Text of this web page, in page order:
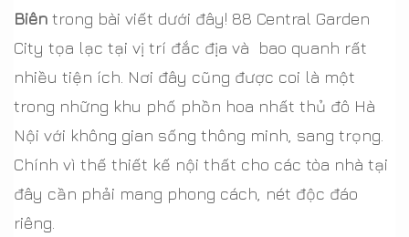
Biên trong bài viết dưới đây! 88 Central Garden
City tọa lạc tại vị trí đắc địa và bao quanh rất
nhiều tiện ích. Nơi đây cũng được coi là một
trong những khu phố phồn hoa nhất thủ đô Hà
Nội với không gian sống thông minh, sang trọng.
Chính vì thế thiết kế nội thất cho các tòa nhà tại
đây cần phải mang phong cách, nét độc đáo
riêng.